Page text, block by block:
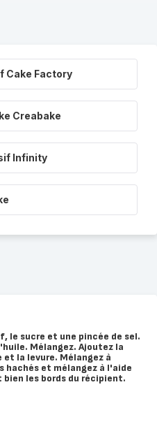
Cake Factory
Creabake
Infinity
sucre et une pincée de sel.
Mélangez. Ajoutez la
la levure. Mélangez à
hachés et mélangez à l'aide
les bords du récipient.